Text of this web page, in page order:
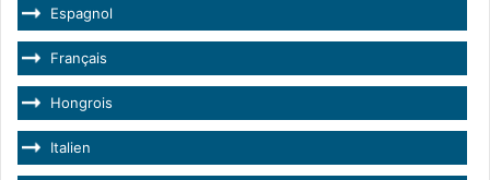
Espagnol
Français
Hongrois
Italien